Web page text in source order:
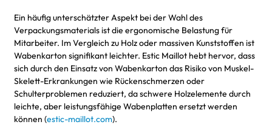
Ein häufig unterschätzter Aspekt bei der Wahl des
Verpackungsmaterials ist die ergonomische Belastung für
Mitarbeiter. Im Vergleich zu Holz oder massiven Kunststoffen ist
Wabenkarton signifikant leichter. Estic Maillot hebt hervor, dass
sich durch den Einsatz von Wabenkarton das Risiko von Muskel-
Skelett-Erkrankungen wie Rückenschmerzen oder
Schulterproblemen reduziert, da schwere Holzelemente durch
leichte, aber leistungsfähige Wabenplatten ersetzt werden
können (estic-maillot.com).